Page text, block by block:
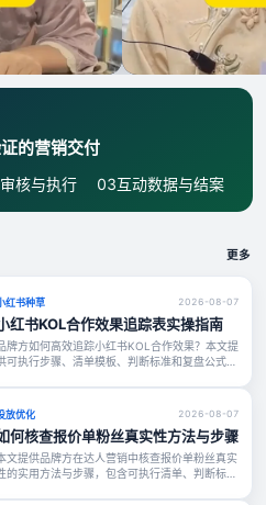
海尔智家 · CASE STUDY
的营销交付
核与执行 03互动数据与结案
更多
红书种草 2026-08-07
红书KOL合作效果追踪表实操指南
牌方如何高效追踪小红书KOL合作效果？本文提
可执行步骤、清单模板、判断标准和复盘公式，
放优化 2026-08-07
何核查报价单粉丝真实性方法与步骤
文提供品牌方在达人营销中核查报价单粉丝真实
的实用方法与步骤，包含可执行清单、判断标准